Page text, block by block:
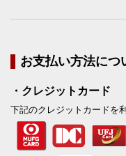
お支払い方法につ
・クレジットカード
下記のクレジットカードを